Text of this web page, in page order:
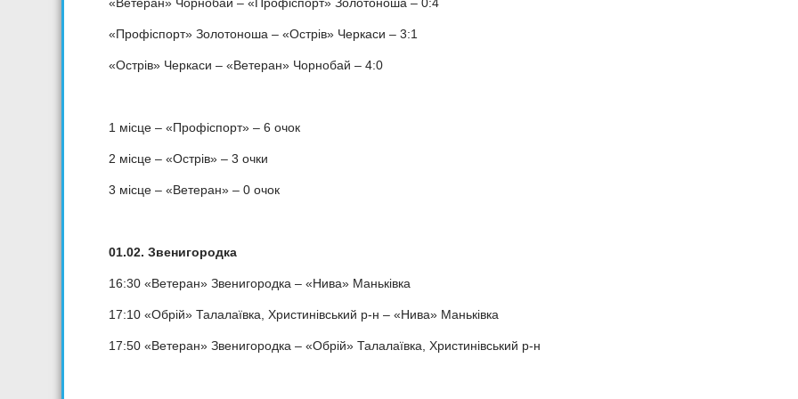
«Профіспорт» Золотоноша – «Острів» Черкаси – 3:1
«Острів» Черкаси – «Ветеран» Чорнобай – 4:0
1 місце – «Профіспорт» – 6 очок
2 місце – «Острів» – 3 очки
3 місце – «Ветеран» – 0 очок
01.02. Звенигородка
16:30 «Ветеран» Звенигородка – «Нива» Маньківка
17:10 «Обрій» Талалаївка, Христинівський р-н – «Нива» Маньківка
17:50 «Ветеран» Звенигородка – «Обрій» Талалаївка, Христинівський р-н